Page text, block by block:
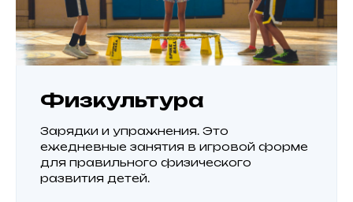
Физкультура
Зарядки и упражнения. Это
ежедневные занятия в игровой форме
для правильного физического
развития детей.